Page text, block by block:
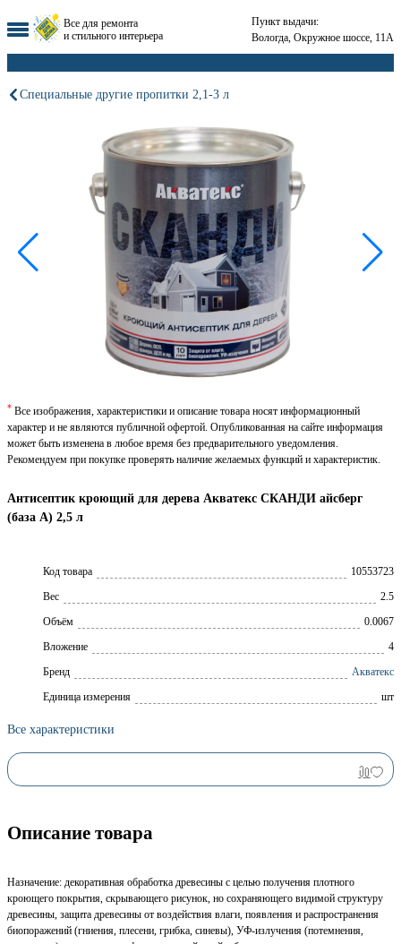
Все для ремонта
и стильного интерьера
Пункт выдачи:
Вологда, Окружное шоссе, 11А
Специальные другие пропитки 2,1-3 л
Антисептик кроющий для дерева Акватекс СКАНДИ айсберг
(база А) 2,5 л
Код товара
10553723
Вес
2.5
Объём
0.0067
Вложение
4
Брeнд
Акватекс
Единица измерения
шт
Все характеристики
* Все изображения, характеристики и описание товара носят информационный
характер и не являются публичной офертой. Опубликованная на сайте информация
может быть изменена в любое время без предварительного уведомления.
Рекомендуем при покупке проверять наличие желаемых функций и характеристик.
Описание товара
Назначение: декоративная обработка древесины с целью получения плотного
кроющего покрытия, скрывающего рисунок, но сохраняющего видимой структуру
древесины, защита древесины от воздействия влаги, появления и распространения
биопоражений (гниения, плесени, грибка, синевы), УФ-излучения (потемнения,